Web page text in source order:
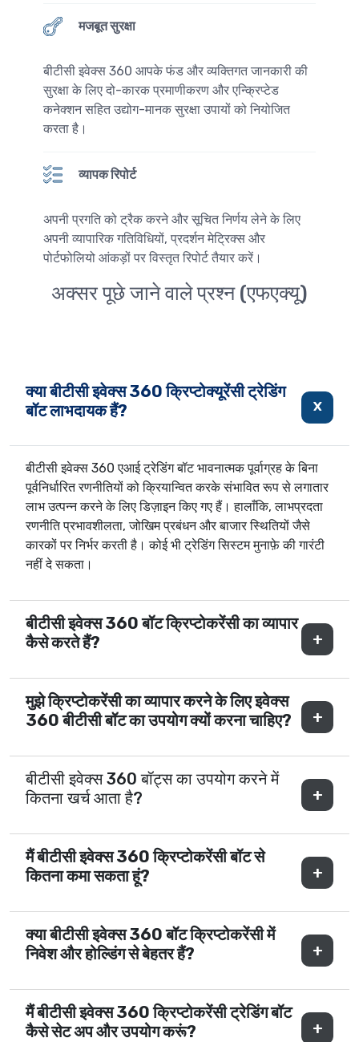
मजबूत सुरक्षा
बीटीसी इवेक्स 360 आपके फंड और व्यक्तिगत जानकारी की
सुरक्षा के लिए दो-कारक प्रमाणीकरण और एन्क्रिप्टेड
कनेक्शन सहित उद्योग-मानक सुरक्षा उपायों को नियोजित
करता है।
व्यापक रिपोर्ट
अपनी प्रगति को ट्रैक करने और सूचित निर्णय लेने के लिए
अपनी व्यापारिक गतिविधियों, प्रदर्शन मेट्रिक्स और
पोर्टफोलियो आंकड़ों पर विस्तृत रिपोर्ट तैयार करें।
अक्सर पूछे जाने वाले प्रश्न (एफएक्यू)
क्या बीटीसी इवेक्स 360 क्रिप्टोक्यूरेंसी ट्रेडिंग
बॉट लाभदायक हैं?
बीटीसी इवेक्स 360 एआई ट्रेडिंग बॉट भावनात्मक पूर्वाग्रह के बिना
पूर्वनिर्धारित रणनीतियों को क्रियान्वित करके संभावित रूप से लगातार
लाभ उत्पन्न करने के लिए डिज़ाइन किए गए हैं। हालाँकि, लाभप्रदता
रणनीति प्रभावशीलता, जोखिम प्रबंधन और बाजार स्थितियों जैसे
कारकों पर निर्भर करती है। कोई भी ट्रेडिंग सिस्टम मुनाफ़े की गारंटी
नहीं दे सकता।
बीटीसी इवेक्स 360 बॉट क्रिप्टोकरेंसी का व्यापार
कैसे करते हैं?
मुझे क्रिप्टोकरेंसी का व्यापार करने के लिए इवेक्स
360 बीटीसी बॉट का उपयोग क्यों करना चाहिए?
बीटीसी इवेक्स 360 बॉट्स का उपयोग करने में
कितना खर्च आता है?
मैं बीटीसी इवेक्स 360 क्रिप्टोकरेंसी बॉट से
कितना कमा सकता हूं?
क्या बीटीसी इवेक्स 360 बॉट क्रिप्टोकरेंसी में
निवेश और होल्डिंग से बेहतर हैं?
मैं बीटीसी इवेक्स 360 क्रिप्टोकरेंसी ट्रेडिंग बॉट
कैसे सेट अप और उपयोग करूं?